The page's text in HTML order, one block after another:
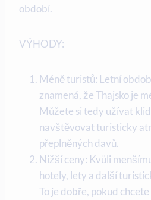
období.
VÝHODY:
Méně turistů: Letní
znamená, že Thajsko je
Můžete si tedy užívat
navštěvovat turisticky
přeplněných davů.
Nižší ceny: Kvůli
hotely, lety a další
To je dobře, pokud